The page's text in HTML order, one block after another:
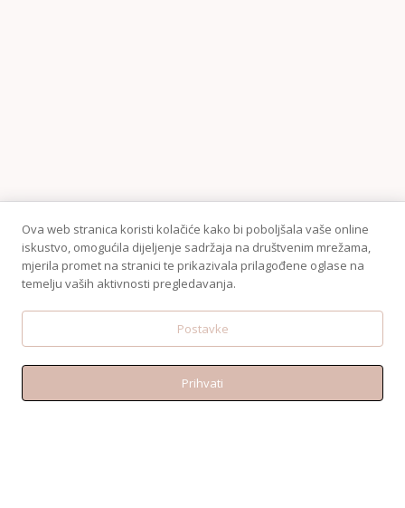
KONTAKT
Telefon:+38595 370 1487
Email: shop@amen.hr
PORTANOVA: Svilajska ul. 31A, 31000, Osijek
Ova web stranica koristi kolačiće kako bi poboljšala vaše online
iskustvo, omogućila dijeljenje sadržaja na društvenim mrežama,
mjerila promet na stranici te prikazivala prilagođene oglase na
temelju vaših aktivnosti pregledavanja.
Postavke
Prihvati